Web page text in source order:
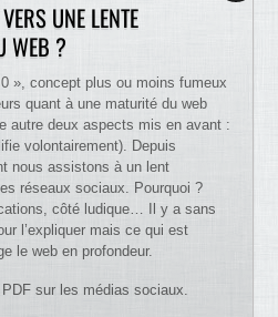
UNE LENTE
WEB ?
», concept plus ou moins fumeux
quant à une maturité du web
autre deux aspects mis en avant :
volontairement). Depuis
nous assistons à un lent
réseaux sociaux. Pourquoi ?
côté ludique… Il y a sans
l’expliquer mais ce qui est
le web en profondeur.
sur les médias sociaux.